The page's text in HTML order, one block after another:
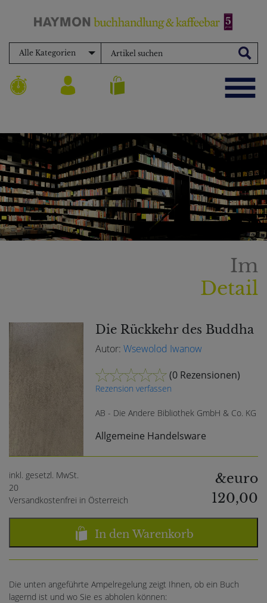
Alle Kategorien
Im
Detail
Die Rückkehr des Buddha
Autor:Wsewolod Iwanow
(0 Rezensionen)
Rezension verfassen
AB - Die Andere Bibliothek GmbH & Co. KG
Allgemeine Handelsware
inkl. gesetzl. MwSt.
20
Versandkostenfrei in Österreich
&euro
120,00
In den Warenkorb
Die unten angeführte Ampelregelung zeigt Ihnen, ob ein Buch
lagernd ist und wo Sie es abholen können: